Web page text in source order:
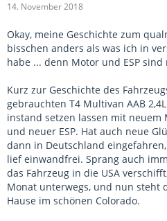
14. November 2018
Okay, meine Geschichte zum
bisschen anders als was ich in
habe ... denn Motor und ESP sind
Kurz zur Geschichte des
gebrauchten T4 Multivan AAB
instand setzen lassen mit neuem
und neuer ESP. Hat auch neue
dann in Deutschland
lief einwandfrei. Sprang auch
das Fahrzeug in die USA
Monat unterwegs, und nun steht
Hause im schönen Colorado.